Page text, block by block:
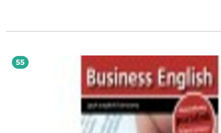
imprezie. Ona jest dużo młodsza, a jej gra na skrzypcach i oczy hipnotyzują.
Paproci, szukano również miłości. Biwak na łonie natury, wyjazd na wieś z
cywilizacji, powrót w rodzinne strony... Różne są okoliczności i motywacje
bohaterów, ale jedno pozostaje niezmienne - dzika przyroda staje się
rodzących się namiętności. W powietrzu unosi się zapach pożądania, które
zostać ugaszone, bo inaczej wszystko pochłonie. Nie da się z nim walczyć, jest
nieokiełznane jak żywioł natury. Rosnące napięcie, mroczny erotyzm i
dzikość. To cechy tego zbioru, który rozpali Was do czerwoności! Zbiór zawiera
następujące opowiadania: Bardzo upalne lato Las pachnący namiętnością Momenty.
ruiny: Hasło bezpieczeństwa Leszy, demon lasu, i
55